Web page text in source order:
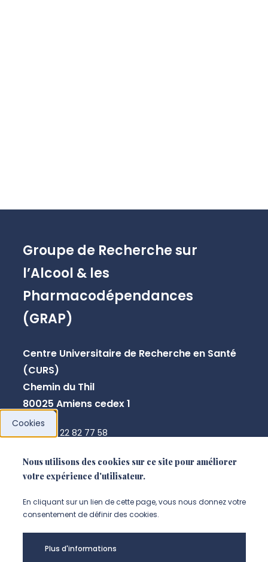
Groupe de Recherche sur
l’Alcool & les
Pharmacodépendances
(GRAP)
Centre Universitaire de Recherche en Santé
(CURS)
Chemin du Thil
80025 Amiens cedex 1
+33 3 22 82 77 58
NOUS CONTACTER
Cookies
Nous utilisons des cookies sur ce site pour améliorer
votre expérience d'utilisateur.
En cliquant sur un lien de cette page, vous nous donnez votre
consentement de définir des cookies.
Plus d'informations